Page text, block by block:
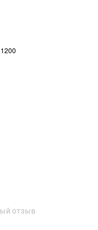
отзыв